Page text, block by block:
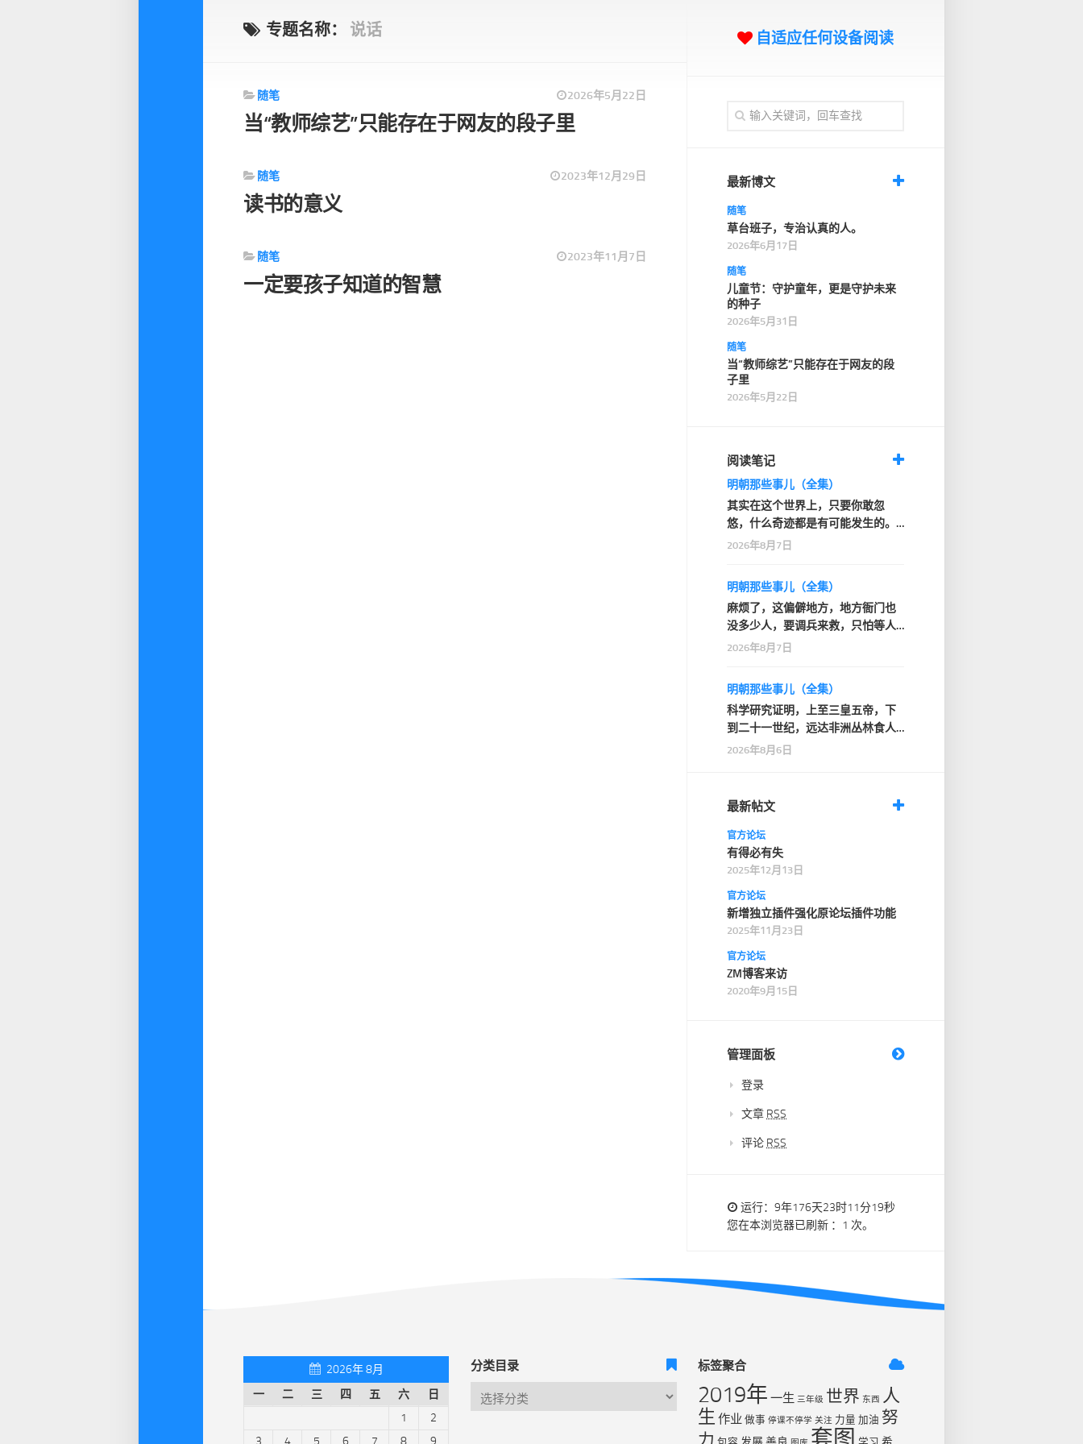
专题名称： 说话
随笔 2026年5月22日
当“教师综艺”只能存在于网友的段子里
随笔 2023年12月29日
读书的意义
随笔 2023年11月7日
一定要孩子知道的智慧
自适应任何设备阅读
最新博文
随笔
草台班子，专治认真的人。
2026年6月17日
随笔
儿童节：守护童年，更是守护未来
的种子
2026年5月31日
随笔
当“教师综艺”只能存在于网友的段
子里
2026年5月22日
阅读笔记
明朝那些事儿（全集）
其实在这个世界上，只要你敢忽
悠，什么奇迹都是有可能发生的。
正所谓：只有想不到，…
2026年8月7日
明朝那些事儿（全集）
麻烦了，这偏僻地方，地方衙门也
没多少人，要调兵来救，只怕等人
到了，翟学士的脑袋…
2026年8月7日
明朝那些事儿（全集）
科学研究证明，上至三皇五帝，下
到二十一世纪，远达非洲丛林食人
部落，近抵家门口的…
2026年8月6日
最新帖文
官方论坛
有得必有失
2025年12月13日
官方论坛
新增独立插件强化原论坛插件功能
2025年11月23日
官方论坛
ZM博客来访
2020年9月15日
管理面板
登录
文章 RSS
评论 RSS
运行：9年176天23时11分19秒
您在本浏览器已刷新 ：1 次。
2026年 8月
一
二 三 四 五 六
日
1
2
3
4 5 6 7 8 9
分类目录 标签聚合
2019年 一生 三年级 世界 东西 人
生 作业 做事 停课不停学 关注 力量 加油 努
力
套图